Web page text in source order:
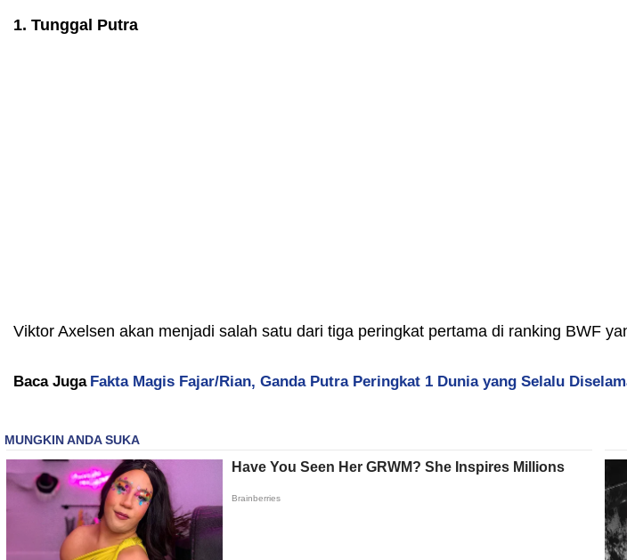
1. Tunggal Putra
Viktor Axelsen akan menjadi salah satu dari tiga peringkat pertama di ranking BWF
Baca Juga Fakta Magis Fajar/Rian, Ganda Putra Peringkat 1 Dunia yang Selalu